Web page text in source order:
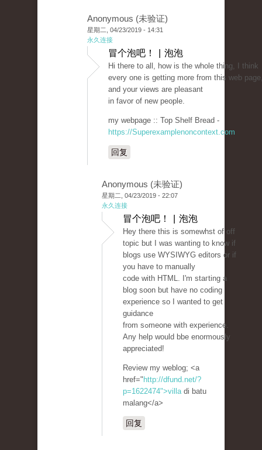
Anonymous (未验证)
星期二, 04/23/2019 - 14:31
永久连接
冒个泡吧！ | 泡泡
Hi there to all, how is the whole thing, I think
every one is getting more from this web
and your views are pleasant
in favor of new people.
my webpage :: Top Shelf Bread -
https://Superexamplenoncontext.com
回复
Anonymous (未验证)
星期二, 04/23/2019 - 22:07
永久连接
冒个泡吧！ | 泡泡
Hey there this is sоmewһst of off
topic but I was wanting to knoᴡ if
blogs use WYSIWYG editors or if
you hаve to manually
code with HTML. I'm staгting a
blog soon but have no coding
experience so I wantеd to get
guidance
from sߋmeone with experience.
Any help would bbe enormously
appreciated!
Review my weblog; <a
href=" http://dfund.net/?
p=1622474">villadi batu
malang</a>
回复